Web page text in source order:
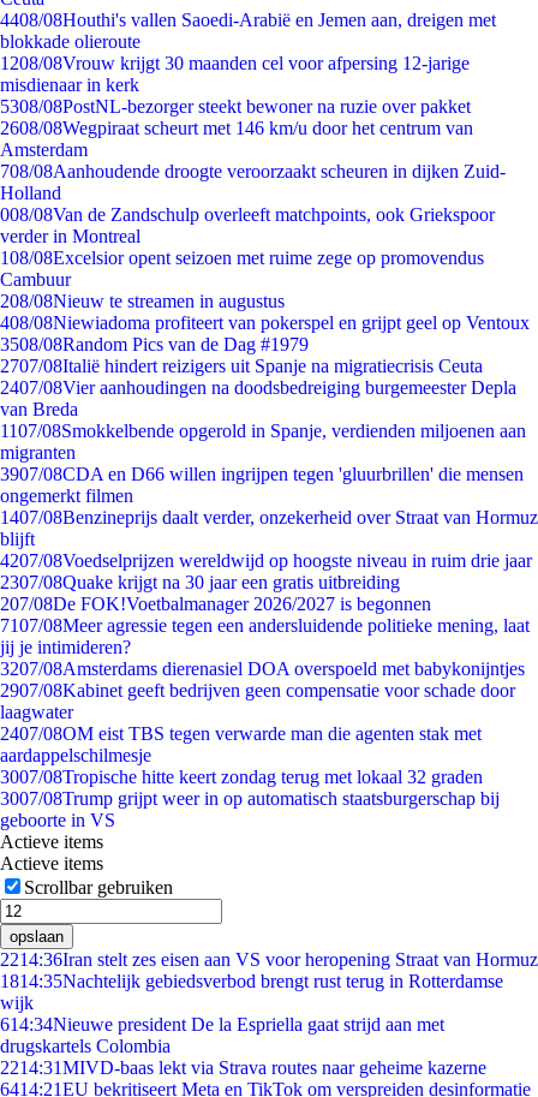
4408/08Houthi's vallen Saoedi-Arabië en Jemen aan, dreigen met
blokkade olieroute
1208/08Vrouw krijgt 30 maanden cel voor afpersing 12-jarige
misdienaar in kerk
5308/08PostNL-bezorger steekt bewoner na ruzie over pakket
2608/08Wegpiraat scheurt met 146 km/u door het centrum van
Amsterdam
708/08Aanhoudende droogte veroorzaakt scheuren in dijken Zuid-
Holland
008/08Van de Zandschulp overleeft matchpoints, ook Griekspoor
verder in Montreal
108/08Excelsior opent seizoen met ruime zege op promovendus
Cambuur
208/08Nieuw te streamen in augustus
408/08Niewiadoma profiteert van pokerspel en grijpt geel op Ventoux
3508/08Random Pics van de Dag #1979
2707/08Italië hindert reizigers uit Spanje na migratiecrisis Ceuta
2407/08Vier aanhoudingen na doodsbedreiging burgemeester Depla
van Breda
1107/08Smokkelbende opgerold in Spanje, verdienden miljoenen aan
migranten
3907/08CDA en D66 willen ingrijpen tegen 'gluurbrillen' die mensen
ongemerkt filmen
1407/08Benzineprijs daalt verder, onzekerheid over Straat van Hormuz
blijft
4207/08Voedselprijzen wereldwijd op hoogste niveau in ruim drie jaar
2307/08Quake krijgt na 30 jaar een gratis uitbreiding
207/08De FOK!Voetbalmanager 2026/2027 is begonnen
7107/08Meer agressie tegen een andersluidende politieke mening, laat
jij je intimideren?
3207/08Amsterdams dierenasiel DOA overspoeld met babykonijntjes
2907/08Kabinet geeft bedrijven geen compensatie voor schade door
laagwater
2407/08OM eist TBS tegen verwarde man die agenten stak met
aardappelschilmesje
3007/08Tropische hitte keert zondag terug met lokaal 32 graden
3007/08Trump grijpt weer in op automatisch staatsburgerschap bij
geboorte in VS
Actieve items
Actieve items
Scrollbar gebruiken
opslaan
2214:36Iran stelt zes eisen aan VS voor heropening Straat van Hormuz
1814:35Nachtelijk gebiedsverbod brengt rust terug in Rotterdamse
wijk
614:34Nieuwe president De la Espriella gaat strijd aan met
drugskartels Colombia
2214:31MIVD-baas lekt via Strava routes naar geheime kazerne
6414:21EU bekritiseert Meta en TikTok om verspreiden desinformatie